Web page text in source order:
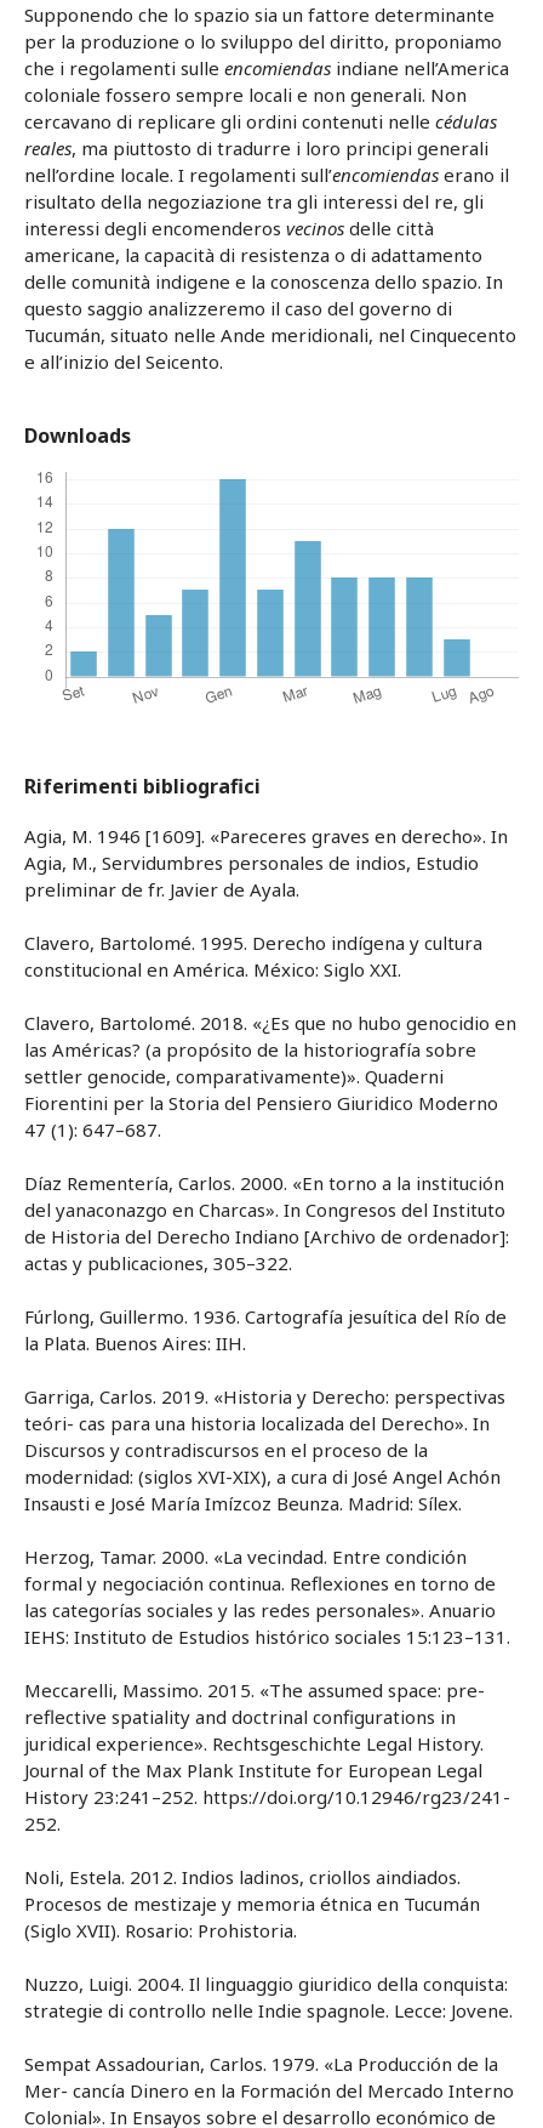
Supponendo che lo spazio sia un fattore determinante
per la produzione o lo sviluppo del diritto, proponiamo
che i regolamenti sulle encomiendas indiane nell’America
coloniale fossero sempre locali e non generali. Non
cercavano di replicare gli ordini contenuti nelle cédulas
reales, ma piuttosto di tradurre i loro principi generali
nell’ordine locale. I regolamenti sull’encomiendas erano il
risultato della negoziazione tra gli interessi del re, gli
interessi degli encomenderos vecinos delle città
americane, la capacità di resistenza o di adattamento
delle comunità indigene e la conoscenza dello spazio. In
questo saggio analizzeremo il caso del governo di
Tucumán, situato nelle Ande meridionali, nel Cinquecento
e all’inizio del Seicento.
Downloads
Riferimenti bibliografici
Agia, M. 1946 [1609]. «Pareceres graves en derecho». In
Agia, M., Servidumbres personales de indios, Estudio
preliminar de fr. Javier de Ayala.
Clavero, Bartolomé. 1995. Derecho indígena y cultura
constitucional en América. México: Siglo XXI.
Clavero, Bartolomé. 2018. «¿Es que no hubo genocidio en
las Américas? (a propósito de la historiografía sobre
settler genocide, comparativamente)». Quaderni
Fiorentini per la Storia del Pensiero Giuridico Moderno
47 (1): 647–687.
Díaz Rementería, Carlos. 2000. «En torno a la institución
del yanaconazgo en Charcas». In Congresos del Instituto
de Historia del Derecho Indiano [Archivo de ordenador]:
actas y publicaciones, 305–322.
Fúrlong, Guillermo. 1936. Cartografía jesuítica del Río de
la Plata. Buenos Aires: IIH.
Garriga, Carlos. 2019. «Historia y Derecho: perspectivas
teóri- cas para una historia localizada del Derecho». In
Discursos y contradiscursos en el proceso de la
modernidad: (siglos XVI-XIX), a cura di José Angel Achón
Insausti e José María Imízcoz Beunza. Madrid: Sílex.
Herzog, Tamar. 2000. «La vecindad. Entre condición
formal y negociación continua. Reflexiones en torno de
las categorías sociales y las redes personales». Anuario
IEHS: Instituto de Estudios histórico sociales 15:123–131.
Meccarelli, Massimo. 2015. «The assumed space: pre-
reflective spatiality and doctrinal configurations in
juridical experience». Rechtsgeschichte Legal History.
Journal of the Max Plank Institute for European Legal
History 23:241–252. https://doi.org/10.12946/rg23/241-
252.
Noli, Estela. 2012. Indios ladinos, criollos aindiados.
Procesos de mestizaje y memoria étnica en Tucumán
(Siglo XVII). Rosario: Prohistoria.
Nuzzo, Luigi. 2004. Il linguaggio giuridico della conquista:
strategie di controllo nelle Indie spagnole. Lecce: Jovene.
Sempat Assadourian, Carlos. 1979. «La Producción de la
Mer- cancía Dinero en la Formación del Mercado Interno
Colonial». In Ensayos sobre el desarrollo económico de